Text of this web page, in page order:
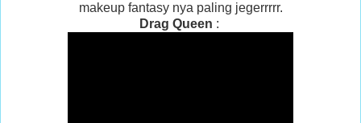
makeup fantasy nya paling jegerrrrr.
Drag Queen :